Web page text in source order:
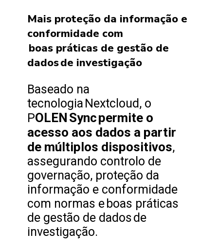
Mais proteção da informação e
conformidade com
boas práticas de gestão de
dados de investigação
Baseado na
tecnologia Nextcloud, o
POLEN Sync permite o
acesso aos dados a partir
de múltiplos dispositivos,
assegurando controlo de
governação, proteção da
informação e conformidade
com normas e boas práticas
de gestão de dados de
investigação.